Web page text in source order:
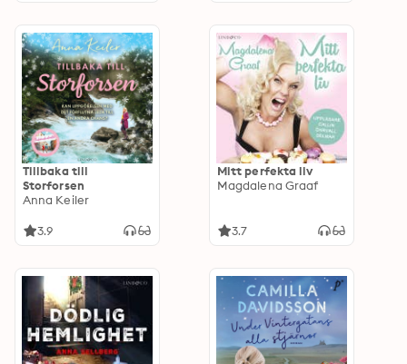
Tillbaka till
Storforsen
Anna Keiler
3.9
Mitt perfekta liv
Magdalena Graaf
3.7